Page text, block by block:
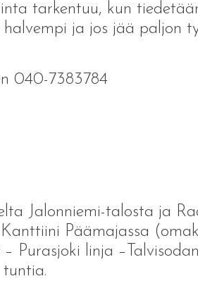
tarkentuu, kun
ja jos jää paljon
040-7383784
Jalonniemi-talosta ja
Päämajassa
Purasjoki linja
tuntia.